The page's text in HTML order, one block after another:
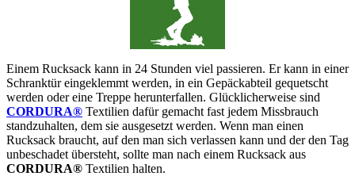
Einem Rucksack kann in 24 Stunden viel passieren. Er kann in einer
Schranktür eingeklemmt werden, in ein Gepäckabteil gequetscht
werden oder eine Treppe herunterfallen. Glücklicherweise sind
CORDURA® Textilien dafür gemacht fast jedem Missbrauch
standzuhalten, dem sie ausgesetzt werden. Wenn man einen
Rucksack braucht, auf den man sich verlassen kann und der den Tag
unbeschadet übersteht, sollte man nach einem Rucksack aus
CORDURA® Textilien halten.